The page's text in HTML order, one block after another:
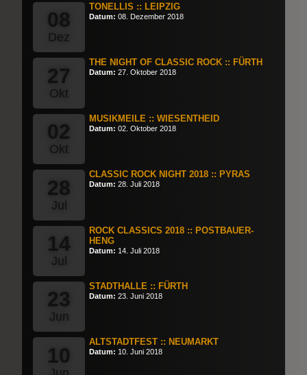
08
Dez
TONELLIS :: LEIPZIG
Datum: 08. Dezember 2018
27
Okt
THE NIGHT OF CLASSIC ROCK :: FÜRTH
Datum: 27. Oktober 2018
02
Okt
MUSIKMEILE :: WIESENTHEID
Datum: 02. Oktober 2018
28
Jul
CLASSIC ROCK NIGHT 2018 :: PYRAS
Datum: 28. Juli 2018
14
Jul
ROCK CLASSICS 2018 :: POSTBAUER-
HENG
Datum: 14. Juli 2018
23
Jun
STADTHALLE :: FÜRTH
Datum: 23. Juni 2018
10
ALTSTADTFEST :: NEUMARKT
Datum: 10. Juni 2018